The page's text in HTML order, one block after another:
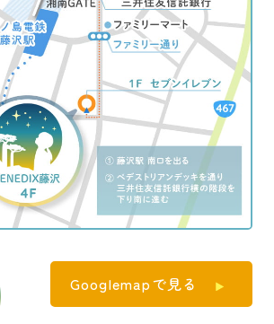
Googlemapで見る